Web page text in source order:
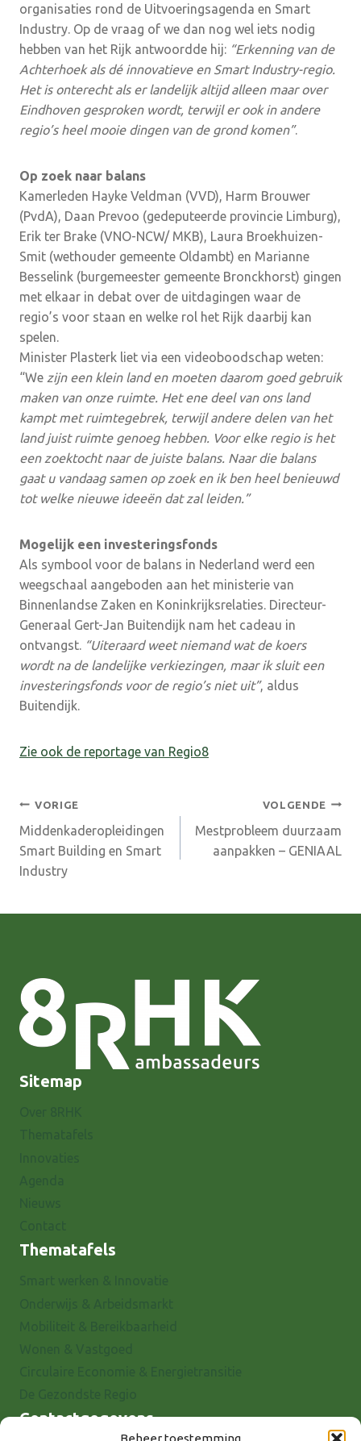
Beheer toestemming
organisaties rond de Uitvoeringsagenda en Smart
Industry. Op de vraag of we dan nog wel iets nodig
hebben van het Rijk antwoordde hij: “Erkenning van de
Achterhoek als dé innovatieve en Smart Industry-regio.
Het is onterecht als er landelijk altijd alleen maar over
Eindhoven gesproken wordt, terwijl er ook in andere
regio’s heel mooie dingen van de grond komen”.
Op zoek naar balans
Kamerleden Hayke Veldman (VVD), Harm Brouwer
(PvdA), Daan Prevoo (gedeputeerde provincie Limburg),
Erik ter Brake (VNO-NCW/ MKB), Laura Broekhuizen-
Smit (wethouder gemeente Oldambt) en Marianne
Besselink (burgemeester gemeente Bronckhorst) gingen
met elkaar in debat over de uitdagingen waar de
regio’s voor staan en welke rol het Rijk daarbij kan
spelen.
Minister Plasterk liet via een videoboodschap weten:
“We zijn een klein land en moeten daarom goed gebruik
maken van onze ruimte. Het ene deel van ons land
kampt met ruimtegebrek, terwijl andere delen van het
land juist ruimte genoeg hebben. Voor elke regio is het
een zoektocht naar de juiste balans. Naar die balans
gaat u vandaag samen op zoek en ik ben heel benieuwd
tot welke nieuwe ideeën dat zal leiden.”
Mogelijk een investeringsfonds
Als symbool voor de balans in Nederland werd een
weegschaal aangeboden aan het ministerie van
Binnenlandse Zaken en Koninkrijksrelaties. Directeur-
Generaal Gert-Jan Buitendijk nam het cadeau in
ontvangst. “Uiteraard weet niemand wat de koers
wordt na de landelijke verkiezingen, maar ik sluit een
investeringsfonds voor de regio’s niet uit”, aldus
Buitendijk.
Zie ook de reportage van Regio8
Bericht
navigatie
VORIGE
Middenkaderopleidingen
Smart Building en Smart
Industry
VOLGENDE
Mestprobleem duurzaam
aanpakken – GENIAAL
Sitemap
Thematafels
Contactgegevens